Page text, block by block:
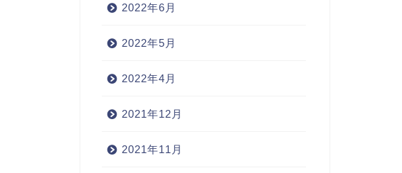
2022年6月
2022年5月
2022年4月
2021年12月
2021年11月